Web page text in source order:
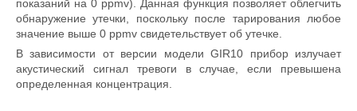
показаний на 0 ppmv). Данная функция позволяет облегчить
обнаружение утечки, поскольку после тарирования любое
значение выше 0 ppmv свидетельствует об утечке.
В зависимости от версии модели GIR10 прибор излучает
акустический сигнал тревоги в случае, если превышена
определенная концентрация.